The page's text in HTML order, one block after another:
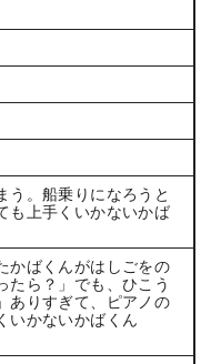
う。船乗りになろうと
も上手くいかないかば
かばくんがはしごをの
たら？」でも、ひこう
ありすぎて、ピアノの
いかないかばくん